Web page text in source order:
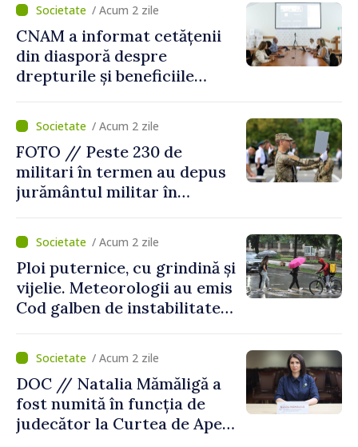
/ Acum 2 zile
CNAM a informat cetățenii
din diasporă despre
drepturile și beneficiile
/ Acum 2 zile
FOTO // Peste 230 de
militari în termen au depus
jurământul militar în
/ Acum 2 zile
Ploi puternice, cu grindină și
vijelie. Meteorologii au emis
Cod galben de instabilitate
/ Acum 2 zile
DOC // Natalia Mămăligă a
fost numită în funcția de
judecător la Curtea de Apel